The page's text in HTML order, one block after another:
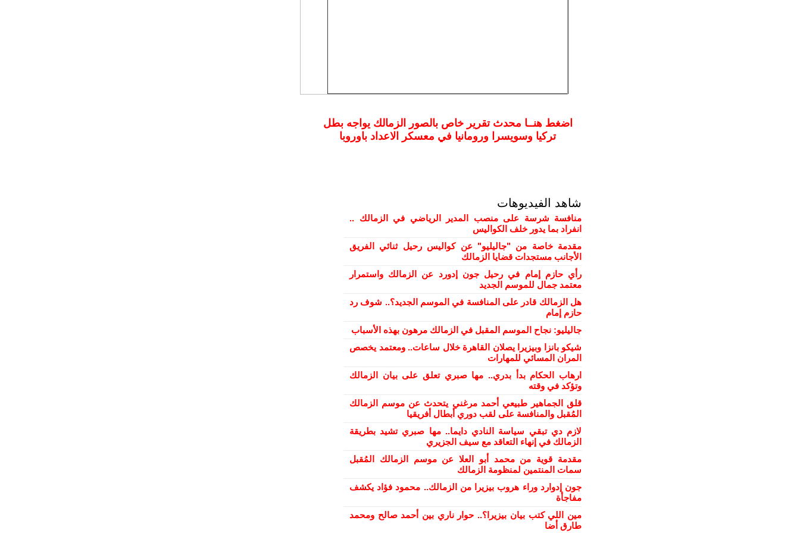
اضغط هنــا محدث تقرير خاص بالصور الزمالك يواجه بطل
تركيا وسويسرا ورومانيا في معسكر الاعداد باوروبا
شاهد الفيديوهات
منافسة شرسة على منصب المدير الرياضي في الزمالك ..
انفراد بما يدور خلف الكواليس
مقدمة خاصة من "جاليليو" عن كواليس رحيل ثنائي الفريق
الأجانب مستجدات قضايا الزمالك
رأي حازم إمام في رحيل جون إدورد عن الزمالك واستمرار
معتمد جمال للموسم الجديد
هل الزمالك قادر على المنافسة في الموسم الجديد؟.. شوف رد
حازم إمام
جاليليو: نجاح الموسم المقبل في الزمالك مرهون بهذه الأسباب
شيكو بانزا وبيزيرا يصلان القاهرة خلال ساعات.. ومعتمد يخصص
المران المسائي للمهارات
ارهاب الحكام بدأ بدري.. مها صبري تعلق على بيان الزمالك
وتؤكد في وقته
قلق الجماهير طبيعي أحمد مرغني يتحدث عن موسم الزمالك
المُقبل والمنافسة على لقب دوري أبطال أفريقيا
لازم دي تبقي سياسة النادي دايما.. مها صبري تشيد بطريقة
الزمالك في إنهاء التعاقد مع سيف الجزيري
مقدمة قوية من محمد أبو العلا عن موسم الزمالك المُقبل
سمات المنتمين لمنظومة الزمالك
جون إدوارد وراء هروب بيزيرا من الزمالك.. محمود فؤاد يكشف
مفاجأة
مين اللي كتب بيان بيزيرا؟.. حوار ناري بين أحمد صالح ومحمد
طارق أضا